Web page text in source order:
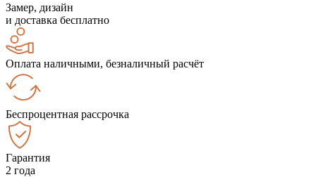
Замер, дизайн
и доставка бесплатно
Оплата наличными, безналичный расчёт
Беспроцентная рассрочка
Гарантия
2 года